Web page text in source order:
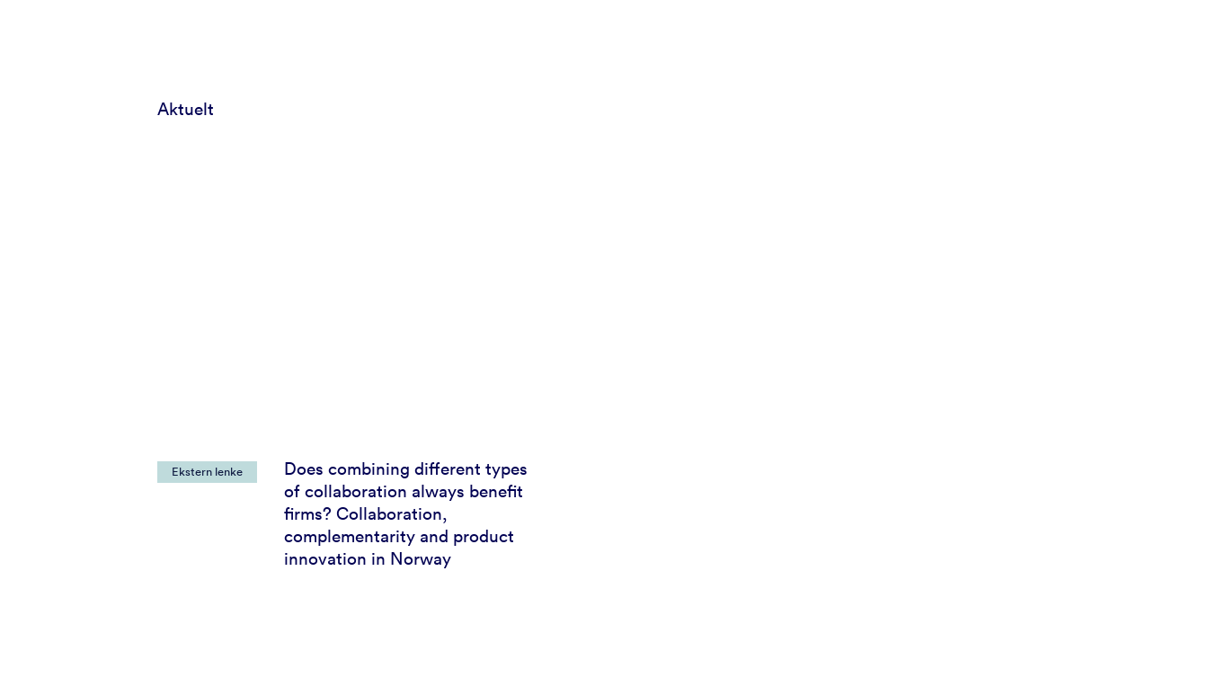
Aktuelt
Ekstern lenke
Does combining different types
of collaboration always benefit
firms? Collaboration,
complementarity and product
innovation in Norway